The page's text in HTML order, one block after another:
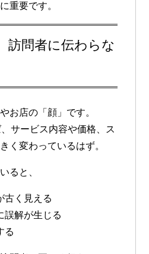
重要です。
訪問者に伝わらな
お店の「顔」です。
サービス内容や価格、ス
く変わっているはず。
ると、
古く見える
誤解が生じる
る